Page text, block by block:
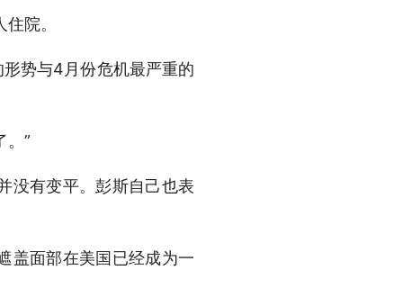
院。
势与4月份危机最严重的
。”
没有变平。彭斯自己也表
盖面部在美国已经成为一